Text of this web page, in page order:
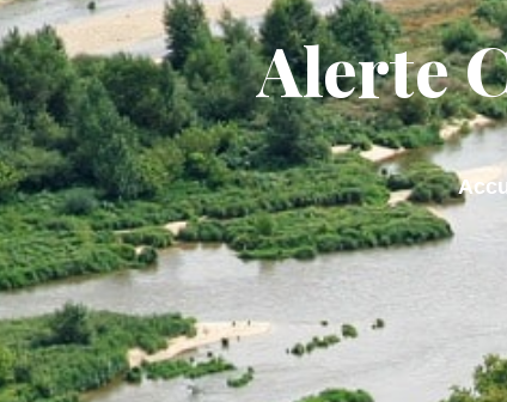
principal
ACTUALITÉS
Alerte